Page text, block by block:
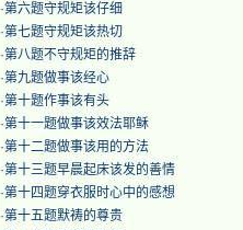
·第六题守规矩该仔细
·第七题守规矩该热切
·第八题不守规矩的推辞
·第九题做事该经心
·第十题作事该有头
·第十一题做事该效法耶稣
·第十二题做事该用的方法
·第十三题早晨起床该发的善情
·第十四题穿衣服时心中的感想
·第十五题默祷的尊贵